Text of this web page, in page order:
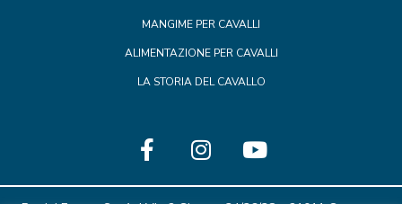
MANGIME PER CAVALLI
ALIMENTAZIONE PER CAVALLI
LA STORIA DEL CAVALLO